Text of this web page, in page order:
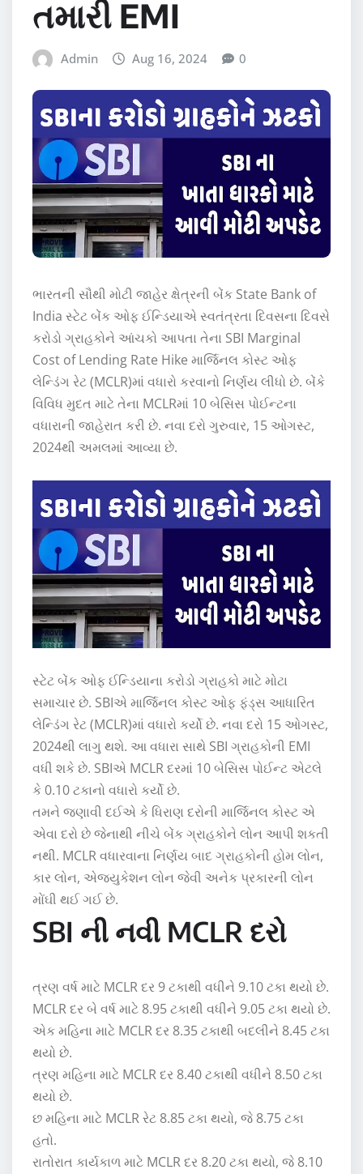
તમારી EMI
Admin Aug 16, 2024 0
ભારતની સૌથી મોટી જાહેર ક્ષેત્રની બેંક State Bank of
India સ્ટેટ બેંક ઓફ ઈન્ડિયાએ સ્વતંત્રતા દિવસના દિવસે
કરોડો ગ્રાહકોને આંચકો આપતા તેના SBI Marginal
Cost of Lending Rate Hike માર્જિનલ કોસ્ટ ઓફ
લેન્ડિંગ રેટ (MCLR)માં વધારો કરવાનો નિર્ણય લીધો છે. બેંકે
વિવિધ મુદત માટે તેના MCLRમાં 10 બેસિસ પોઈન્ટના
વધારાની જાહેરાત કરી છે. નવા દરો ગુરુવાર, 15 ઓગસ્ટ,
2024થી અમલમાં આવ્યા છે.
સ્ટેટ બેંક ઓફ ઈન્ડિયાના કરોડો ગ્રાહકો માટે મોટા
સમાચાર છે. SBIએ માર્જિનલ કોસ્ટ ઓફ ફંડ્સ આધારિત
લેન્ડિંગ રેટ (MCLR)માં વધારો કર્યો છે. નવા દરો 15 ઓગસ્ટ,
2024થી લાગુ થશે. આ વધારા સાથે SBI ગ્રાહકોની EMI
વધી શકે છે. SBIએ MCLR દરમાં 10 બેસિસ પોઈન્ટ એટલે
કે 0.10 ટકાનો વધારો કર્યો છે.
તમને જણાવી દઈએ કે ધિરાણ દરોની માર્જિનલ કોસ્ટ એ
એવા દરો છે જેનાથી નીચે બેંક ગ્રાહકોને લોન આપી શકતી
નથી. MCLR વધારવાના નિર્ણય બાદ ગ્રાહકોની હોમ લોન,
કાર લોન, એજ્યુકેશન લોન જેવી અનેક પ્રકારની લોન
મોંઘી થઈ ગઈ છે.
SBI ની નવી MCLR દરો
ત્રણ વર્ષ માટે MCLR દર 9 ટકાથી વધીને 9.10 ટકા થયો છે.
MCLR દર બે વર્ષ માટે 8.95 ટકાથી વધીને 9.05 ટકા થયો છે.
એક મહિના માટે MCLR દર 8.35 ટકાથી બદલીને 8.45 ટકા
થયો છે.
ત્રણ મહિના માટે MCLR દર 8.40 ટકાથી વધીને 8.50 ટકા
થયો છે.
છ મહિના માટે MCLR રેટ 8.85 ટકા થયો, જે 8.75 ટકા
હતો.
રાતોરાત કાર્યકાળ માટે MCLR દર 8.20 ટકા થયો, જે 8.10